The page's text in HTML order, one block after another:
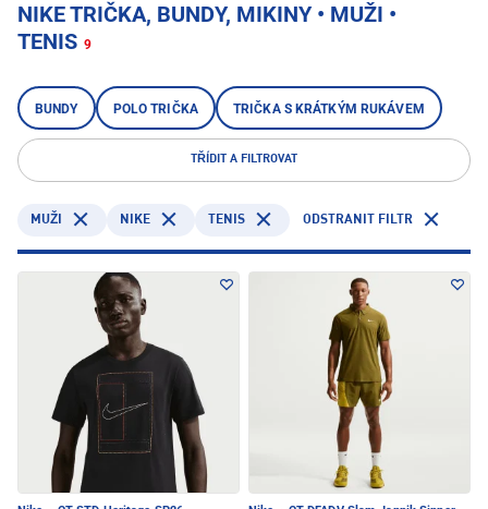
NIKE TRIČKA, BUNDY, MIKINY • MUŽI •
TENIS 9
BUNDY POLO TRIČKA TRIČKA S KRÁTKÝM RUKÁVEM
TŘÍDIT A FILTROVAT
MUŽI NIKE TENIS ODSTRANIT FILTR